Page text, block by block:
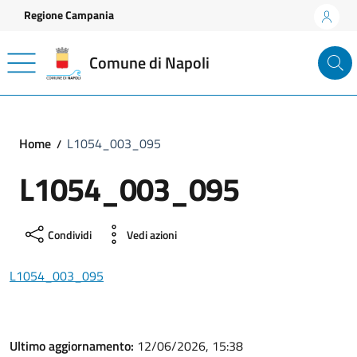
Vai ai contenuti
Vai al footer
Regione Campania
Comune di Napoli
Home L1054_003_095
L1054_003_095
Condividi Vedi azioni
L1054_003_095
Ultimo aggiornamento: 12/06/2026, 15:38